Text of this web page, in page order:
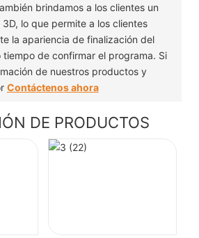
brindamos a los clientes un
lo que permite a los clientes
la apariencia de finalización del
tiempo de confirmar el programa. Si
de nuestros productos y
Contáctenos ahora
DE PRODUCTOS